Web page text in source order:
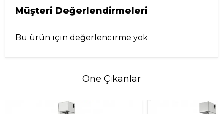
Müşteri Değerlendirmeleri
Bu ürün için değerlendirme yok
Öne Çıkanlar